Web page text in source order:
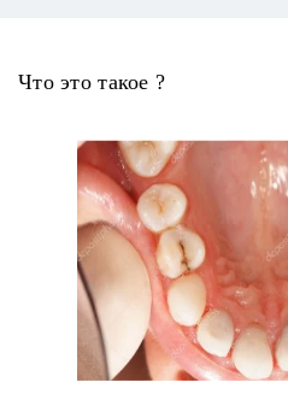
Что это такое ?